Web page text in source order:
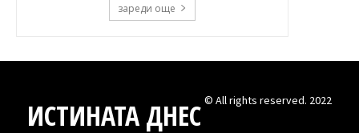
зареди още
ИСТИНАТА ДНЕС © All rights reserved. 2022